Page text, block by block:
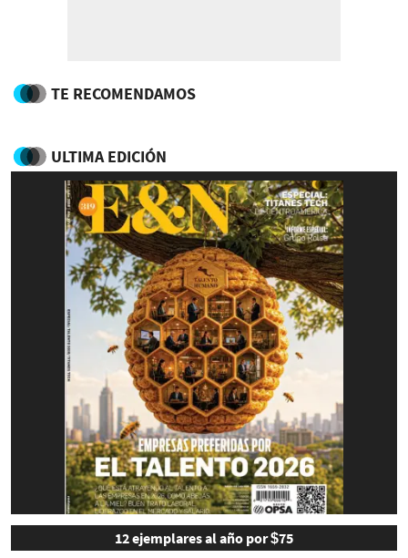
TE RECOMENDAMOS
ULTIMA EDICIÓN
12 ejemplares al año por $75